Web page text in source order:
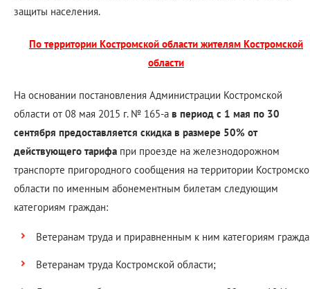
защиты населения.
По территории Костромской области жителям Костромской
области
На основании постановления Администрации Костромской
области от 08 мая 2015 г. № 165-а в период с 1 мая по 30
сентября предоставляется скидка в размере 50% от
действующего тарифа при проезде на железнодорожном
транспорте пригородного сообщения на территории
области по именным абонементным билетам следующим
категориям граждан:
Ветеранам труда и приравненным к ним категориям
Ветеранам труда Костромской области;